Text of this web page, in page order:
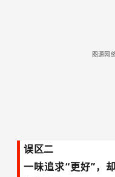
图源网
误区二
一味追求“更好”，